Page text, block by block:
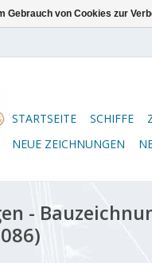
STARTSEITE SCHIFFE
NEUE ZEICHNUNGEN
-
Gebrauch von Cookies zur